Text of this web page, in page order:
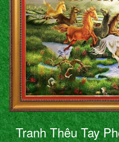
Tranh Thêu Tay